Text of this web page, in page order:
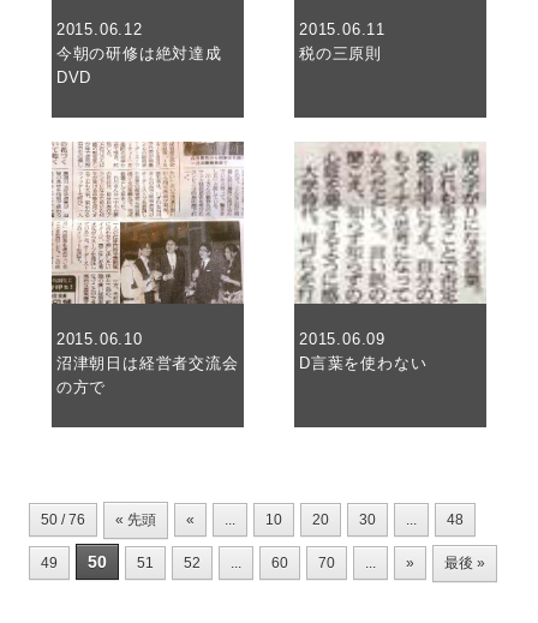
2015.06.12
今朝の研修は絶対達成
DVD
2015.06.11
税の三原則
2015.06.10
沼津朝日は経営者交流会
の方で
2015.06.09
D言葉を使わない
50 / 76 « 先頭 « ... 10 20 30 ... 48
49 50 51 52 ... 60 70 ... » 最後 »